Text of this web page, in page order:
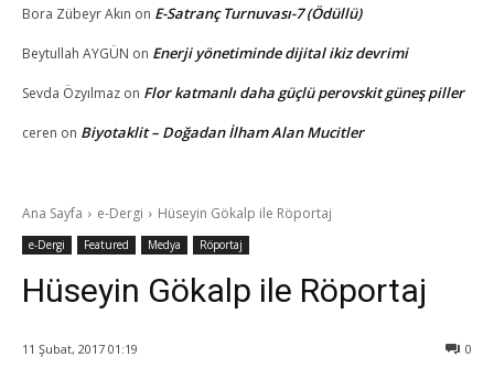
Bora Zübeyr Akın on E-Satranç Turnuvası-7 (Ödüllü)
Beytullah AYGÜN on Enerji yönetiminde dijital ikiz devrimi
Sevda Özyılmaz on Flor katmanlı daha güçlü perovskit güneş piller
ceren on Biyotaklit – Doğadan İlham Alan Mucitler